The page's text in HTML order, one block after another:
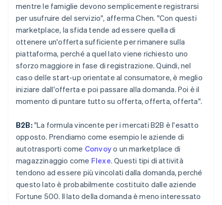
mentre le famiglie devono semplicemente registrarsi
per usufruire del servizio", afferma Chen. "Con questi
marketplace, la sfida tende ad essere quella di
ottenere un'offerta sufficiente per rimanere sulla
piattaforma, perché a quel lato viene richiesto uno
sforzo maggiore in fase di registrazione. Quindi, nel
caso delle start-up orientate al consumatore, è meglio
iniziare dall'offerta e poi passare alla domanda. Poi è il
momento di puntare tutto su offerta, offerta, offerta".
B2B: "La formula vincente per i mercati B2B è l'esatto
opposto. Prendiamo come esempio le aziende di
autotrasporti come Convoyo un marketplace di
magazzinaggio come Flexe. Questi tipi di attività
tendono ad essere più vincolati dalla domanda, perché
questo lato è probabilmente costituito dalle aziende
Fortune 500. Il lato della domanda è meno interessato